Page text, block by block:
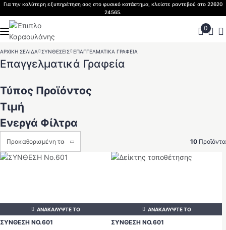
Skip
to
content
Για την καλύτερη εξυπηρέτηση σας στο φυσικό κατάστημα, κλείστε ραντεβού στο 22620
24565.
ΑΡΧΙΚΗ ΣΕΛΙΔΑ>ΣΥΝΘΕΣΕΙΣ>ΕΠΑΓΓΕΛΜΑΤΙΚΑ ΓΡΑΦΕΙΑ
Επαγγελματικά Γραφεία
Τύπος Προϊόντος
Τιμή
Ενεργά Φίλτρα
10 Προϊόντα
ΣΥΝΘΕΣΗ ΝΟ.601
ΑΝΑΚΑΛΥΨΤΕ ΤΟ
ΣΥΝΘΕΣΗ ΝΟ.601
ΑΝΑΚΑΛΥΨΤΕ ΤΟ